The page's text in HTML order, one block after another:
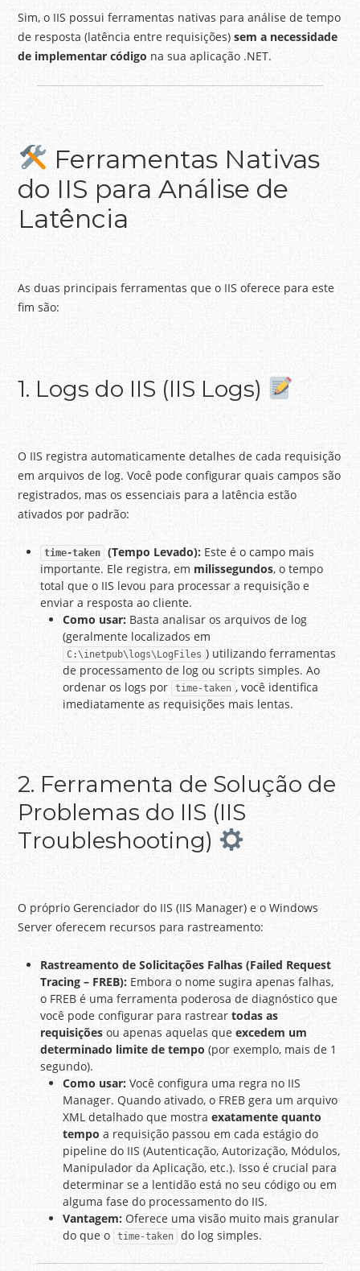
Sim, o IIS possui ferramentas nativas para análise de tempo
de resposta (latência entre requisições)sem a necessidade
de implementar código na sua aplicação .NET.
Ferramentas Nativas
do IIS para Análise de
Latência
As duas principais ferramentas que o IIS oferece para este
fim são:
1. Logs do IIS (IIS Logs)
O IIS registra automaticamente detalhes de cada requisição
em arquivos de log. Você pode configurar quais campos são
registrados, mas os essenciais para a latência estão
ativados por padrão:
time-taken (Tempo Levado): Este é o campo mais
importante. Ele registra, em milissegundos, o tempo
total que o IIS levou para processar a requisição e
enviar a resposta ao cliente.
Como usar: Basta analisar os arquivos de log
(geralmente localizados em
C:\inetpub\logs\LogFiles ) utilizando ferramentas
de processamento de log ou scripts simples. Ao
ordenar os logs por
time-taken , você identifica
imediatamente as requisições mais lentas.
2. Ferramenta de Solução de
Problemas do IIS (IIS
Troubleshooting)
O próprio Gerenciador do IIS (IIS Manager) e o Windows
Server oferecem recursos para rastreamento:
Rastreamento de Solicitações Falhas (Failed Request
Tracing – FREB): Embora o nome sugira apenas falhas,
o FREB é uma ferramenta poderosa de diagnóstico que
você pode configurar para rastreartodas as
requisições ou apenas aquelas queexcedem um
determinado limite de tempo (por exemplo, mais de 1
segundo).
Como usar: Você configura uma regra no IIS
Manager. Quando ativado, o FREB gera um arquivo
XML detalhado que mostraexatamente quanto
tempo a requisição passou em cada estágio do
pipeline do IIS (Autenticação, Autorização, Módulos,
Manipulador da Aplicação, etc.). Isso é crucial para
determinar se a lentidão está no seu código ou em
alguma fase do processamento do IIS.
Vantagem:Oferece uma visão muito mais granular
do que o
time-taken do log simples.